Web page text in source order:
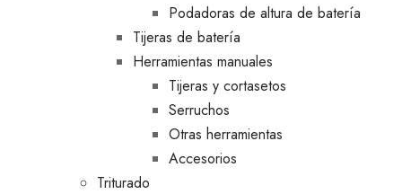
Podadoras de altura de batería
Tijeras de batería
Herramientas manuales
Tijeras y cortasetos
Serruchos
Otras herramientas
Accesorios
Triturado